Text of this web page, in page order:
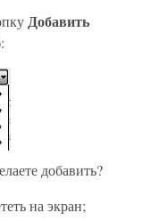
Добавить
добавить?
на экран;